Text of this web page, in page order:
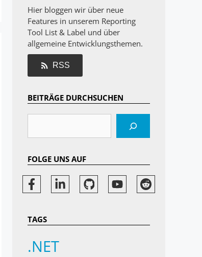
Online-Demo Report Server
Trial List & Label
Trial Report Server
FAQ
Hier bloggen wir über neue
Features in unserem Reporting
Tool List & Label und über
allgemeine Entwicklungsthemen.
RSS
BEITRÄGE DURCHSUCHEN
FOLGE UNS AUF
TAGS
.NET